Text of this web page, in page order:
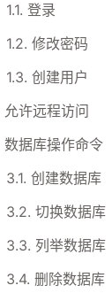
1.1. 登录
1.2. 修改密码
1.3. 创建用户
允许远程访问
数据库操作命令
3.1. 创建数据库
3.2. 切换数据库
3.3. 列举数据库
3.4. 删除数据库